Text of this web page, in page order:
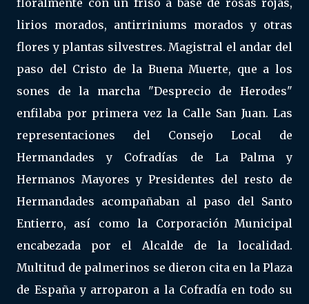
floralmente con un friso a base de rosas rojas,
lirios morados, antirriniums morados y otras
flores y plantas silvestres. Magistral el andar del
paso del Cristo de la Buena Muerte, que a los
sones de la marcha "Desprecio de Herodes"
enfilaba por primera vez la Calle San Juan. Las
representaciones del Consejo Local de
Hermandades y Cofradías de La Palma y
Hermanos Mayores y Presidentes del resto de
Hermandades acompañaban al paso del Santo
Entierro, así como la Corporación Municipal
encabezada por el Alcalde de la localidad.
Multitud de palmerinos se dieron cita en la Plaza
de España y arroparon a la Cofradía en todo su